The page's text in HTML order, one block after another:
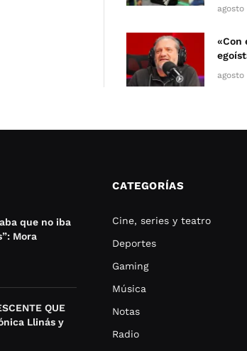
agosto
«Con
agosto
que no iba
Mora
QUE
Llinás y
CATEGORÍAS
Cine, series y teatro
Deportes
Gaming
Música
Notas
Radio